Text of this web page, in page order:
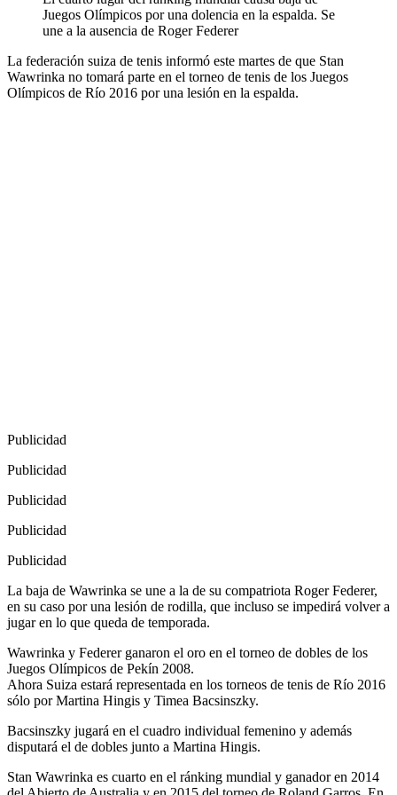
Juegos Olímpicos por una dolencia en la espalda. Se
une a la ausencia de Roger Federer
La federación suiza de tenis informó este martes de que Stan
Wawrinka no tomará parte en el torneo de tenis de los Juegos
Olímpicos de Río 2016 por una lesión en la espalda.
Publicidad
Publicidad
Publicidad
Publicidad
Publicidad
La baja de Wawrinka se une a la de su compatriota Roger Federer,
en su caso por una lesión de rodilla, que incluso se impedirá volver a
jugar en lo que queda de temporada.
Wawrinka y Federer ganaron el oro en el torneo de dobles de los
Juegos Olímpicos de Pekín 2008.
Ahora Suiza estará representada en los torneos de tenis de Río 2016
sólo por Martina Hingis y Timea Bacsinszky.
Bacsinszky jugará en el cuadro individual femenino y además
disputará el de dobles junto a Martina Hingis.
Stan Wawrinka es cuarto en el ránking mundial y ganador en 2014